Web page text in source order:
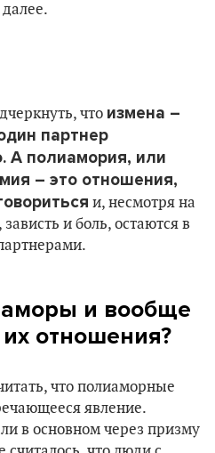
что измена –
партнер
А полиамория, или
– это отношения,
и, несмотря на
и боль, остаются в
и вообще
отношения?
что полиаморные
явление.
в основном через призму